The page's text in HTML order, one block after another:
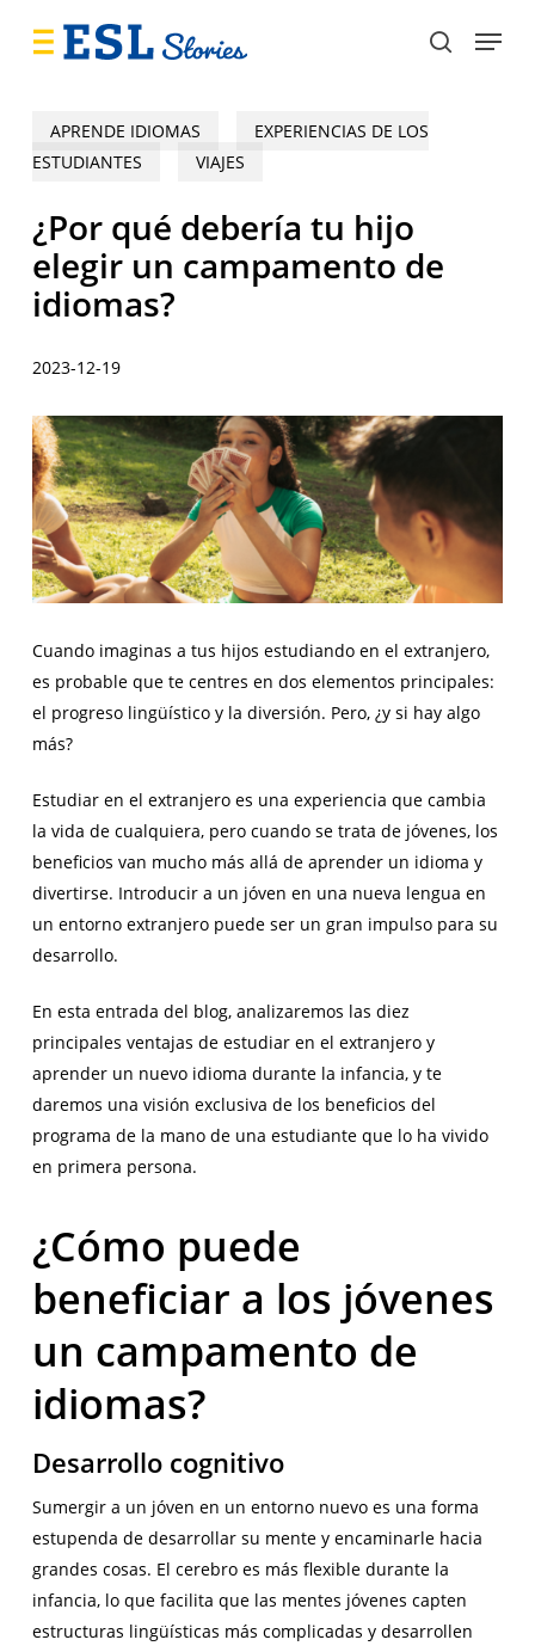
search
Menu
APRENDE IDIOMAS
EXPERIENCIAS DE LOS
ESTUDIANTES
VIAJES
¿Por qué debería tu hijo
elegir un campamento de
idiomas?
2023-12-19
Cuando imaginas a tus hijos estudiando en el extranjero,
es probable que te centres en dos elementos principales:
el progreso lingüístico y la diversión. Pero, ¿y si hay algo
más?
Estudiar en el extranjero es una experiencia que cambia
la vida de cualquiera, pero cuando se trata de jóvenes, los
beneficios van mucho más allá de aprender un idioma y
divertirse. Introducir a un jóven en una nueva lengua en
un entorno extranjero puede ser un gran impulso para su
desarrollo.
En esta entrada del blog, analizaremos las diez
principales ventajas de estudiar en el extranjero y
aprender un nuevo idioma durante la infancia, y te
daremos una visión exclusiva de los beneficios del
programa de la mano de una estudiante que lo ha vivido
en primera persona.
¿Cómo puede
beneficiar a los jóvenes
un campamento de
idiomas?
Desarrollo cognitivo
Sumergir a un jóven en un entorno nuevo es una forma
estupenda de desarrollar su mente y encaminarle hacia
grandes cosas. El cerebro es más flexible durante la
infancia, lo que facilita que las mentes jóvenes capten
estructuras lingüísticas más complicadas y desarrollen